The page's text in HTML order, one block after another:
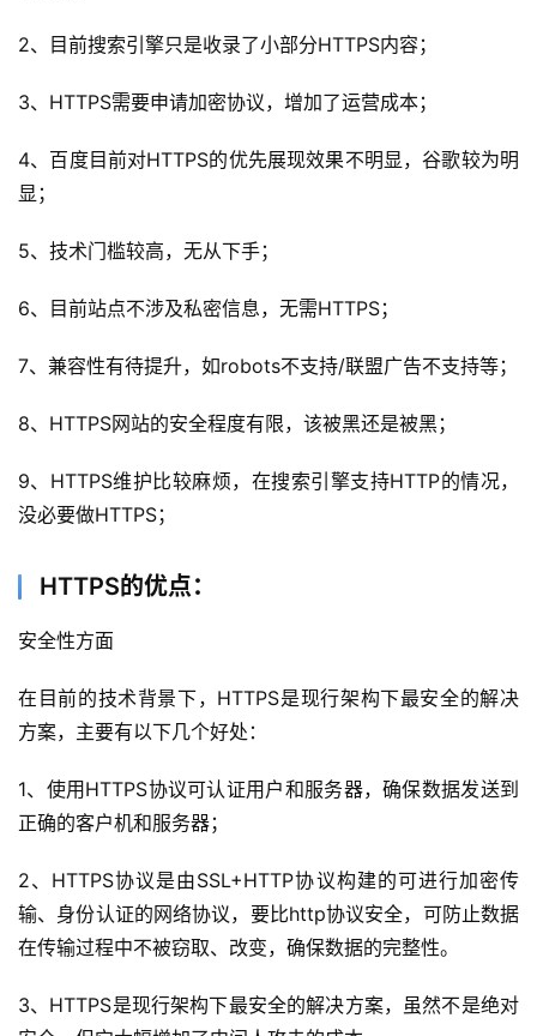
2、目前搜索引擎只是收录了小部分HTTPS内容；
3、HTTPS需要申请加密协议，增加了运营成本；
4、百度目前对HTTPS的优先展现效果不明显，谷歌较为明
显；
5、技术门槛较高，无从下手；
6、目前站点不涉及私密信息，无需HTTPS；
7、兼容性有待提升，如robots不支持/联盟广告不支持等；
8、HTTPS网站的安全程度有限，该被黑还是被黑；
9、HTTPS维护比较麻烦，在搜索引擎支持HTTP的情况，
没必要做HTTPS；
HTTPS的优点：
安全性方面
在目前的技术背景下，HTTPS是现行架构下最安全的解决
方案，主要有以下几个好处：
1、使用HTTPS协议可认证用户和服务器，确保数据发送到
正确的客户机和服务器；
2、HTTPS协议是由SSL+HTTP协议构建的可进行加密传
输、身份认证的网络协议，要比http协议安全，可防止数据
在传输过程中不被窃取、改变，确保数据的完整性。
3、HTTPS是现行架构下最安全的解决方案，虽然不是绝对